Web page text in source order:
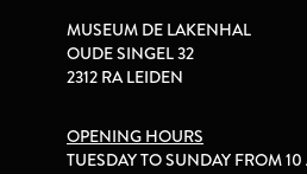
MUSEUM DE LAKENHAL
OUDE SINGEL 32
2312 RA LEIDEN
OPENING HOURS
TUESDAY TO SUNDAY FROM